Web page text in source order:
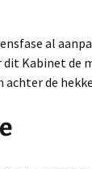
al
dit Kabinet de
de